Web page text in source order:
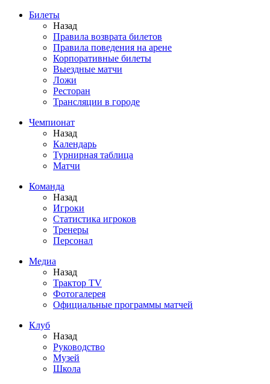
Билеты
Назад
Правила возврата билетов
Правила поведения на арене
Корпоративные билеты
Выездные матчи
Ложи
Ресторан
Трансляции в городе
Чемпионат
Назад
Календарь
Турнирная таблица
Матчи
Команда
Назад
Игроки
Статистика игроков
Тренеры
Персонал
Медиа
Назад
Трактор TV
Фотогалерея
Официальные программы матчей
Клуб
Назад
Руководство
Музей
Школа